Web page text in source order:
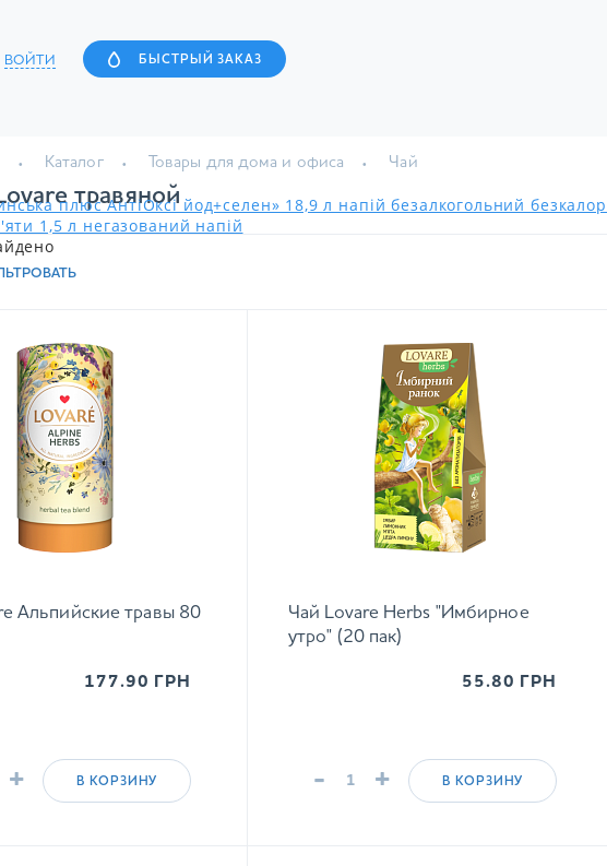
ВОЙТИ БЫСТРЫЙ ЗАКАЗ
плюс АнтіОксі йод+селен» 18,9 л напій безалкогольний
1,5 л негазований напій
Каталог Товары для дома и офиса Чай
травяной
Альпийские травы 80
177.90 ГРН
+ В КОРЗИНУ
Чай Lovare Herbs "Имбирное
утро" (20 пак)
55.80 ГРН
- + В КОРЗИНУ